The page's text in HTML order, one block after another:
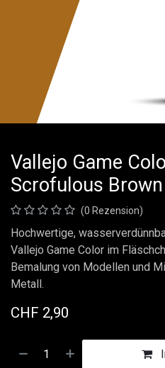
Vallejo Game
Scrofulous Brown
(0 Rezension)
Hochwertige,
Vallejo Game Color im
Bemalung von Modellen und
Metall.
CHF 2,90